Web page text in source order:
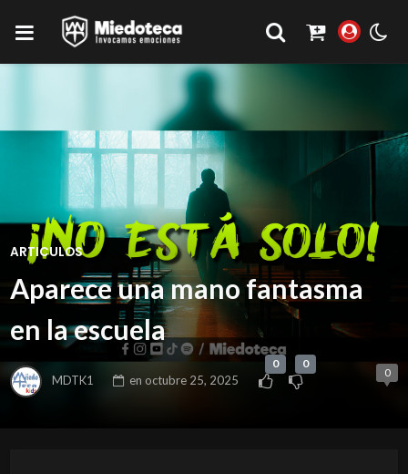
ARTICULOS
Aparece una mano fantasma
en la escuela
MDTK1 en octubre 25, 2025
0 0
0